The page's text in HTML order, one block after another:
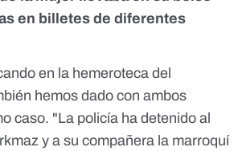
en billetes de diferentes
en la hemeroteca del
hemos dado con ambos
caso. "La policía ha detenido al
y a su compañera la marroquí